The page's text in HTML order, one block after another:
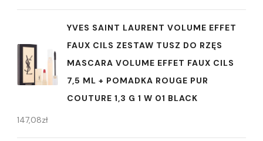
YVES SAINT LAURENT VOLUME EFFET
FAUX CILS ZESTAW TUSZ DO RZĘS
MASCARA VOLUME EFFET FAUX CILS
7,5 ML + POMADKA ROUGE PUR
COUTURE 1,3 G 1 W 01 BLACK
147,08zł